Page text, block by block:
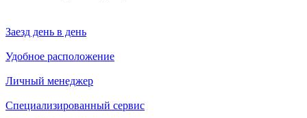
Заезд день в день
Удобное расположение
Личный менеджер
Специализированный сервис